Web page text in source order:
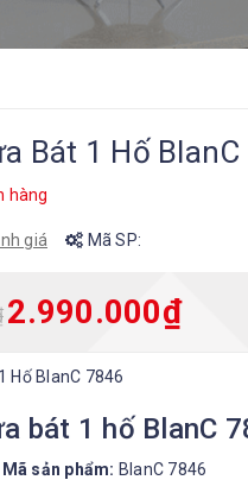
Bát 1 Hố
hàng
giá Mã SP:
2.990.000₫
Hố BlanC 7846
bát 1 hố BlanC
Mã sản phẩm: BlanC 7846